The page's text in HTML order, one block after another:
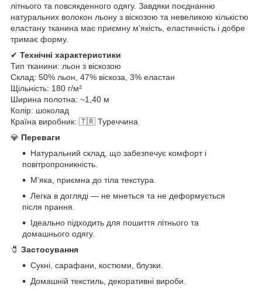
літнього та повсякденного одягу. Завдяки поєднанню
натуральних волокон льону з віскозою та невеликою кількістю
еластану тканина має приємну м’якість, еластичність і добре
тримає форму.
✔ Технічні характеристики
Тип тканини: льон з віскозою
Склад: 50% льон, 47% віскоза, 3% еластан
Щільність: 180 г/м²
Ширина полотна: ~1,40 м
Колір: шоколад
Країна виробник: 🇹🇷 Туреччина
💎 Переваги
Натуральний склад, що забезпечує комфорт і
повітропроникність.
М’яка, приємна до тіла текстура.
Легка в догляді — не мнеться та не деформується
після прання.
Ідеально підходить для пошиття літнього та
домашнього одягу.
🧷 Застосування
Сукні, сарафани, костюми, блузки.
Домашній текстиль, декоративні вироби.